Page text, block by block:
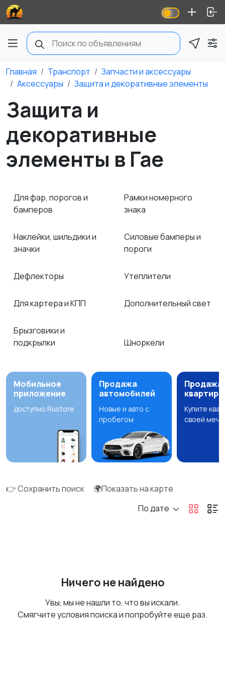
Главная Транспорт
Запчасти и аксессуары
Аксессуары
Защита и декоративные элементы
Защита и
декоративные
элементы в Гае
Для фар, порогов и
бамперов
Наклейки, шильдики и
значки
Дефлекторы
Для картера и КПП
Брызговики и
подкрылки
Рамки номерного
знака
Силовые бамперы и
пороги
Утеплители
Дополнительный свет
Шноркели
Мобильное
приложение
доступно Rustore
Продажа
автомобилей
Новые и авто с
пробегом
Продажа
квартир
Купите
своей
👉 Сохранить поиск
🌍Показать на карте
По дате
Ничего не найдено
Увы, мы не нашли то, что вы искали.
Смягчите условия поиска и попробуйте еще раз.